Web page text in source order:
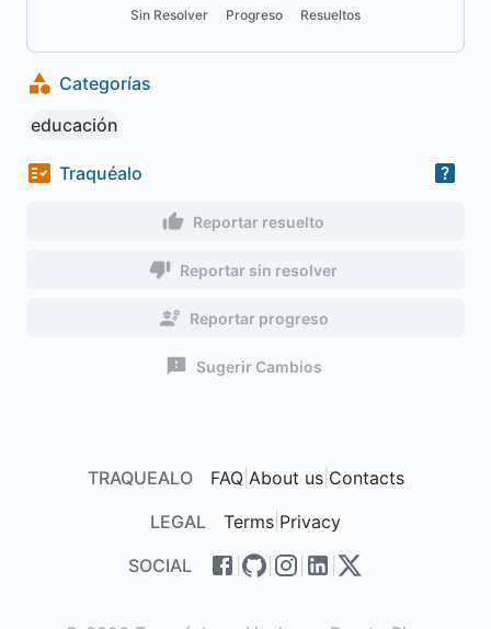
Sin Resolver Progreso Resueltos
Categorías
educación
Traquéalo
Reportar resuelto
Reportar sin resolver
Reportar progreso
Sugerir Cambios
TRAQUEALO FAQ| About us| Contacts
LEGAL
Terms Privacy
SOCIAL